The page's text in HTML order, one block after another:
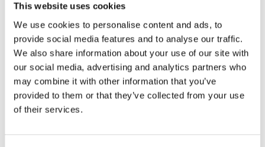
This website uses cookies
We use cookies to personalise content and ads, to
provide social media features and to analyse our traffic.
We also share information about your use of our site with
our social media, advertising and analytics partners who
may combine it with other information that you’ve
provided to them or that they’ve collected from your use
of their services.
Av småföretagare, för småföretagare
Ett medlemskap späckat med småföretagaranpassade
medlemstjänster och förmåner. Din egen
inköpsavdelning, rådgivning, försäkringspaket och